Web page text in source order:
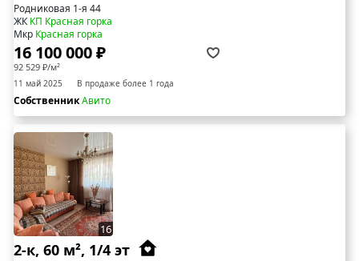
Родниковая 1-я 44
ЖККП Красная горка
Мкр Красная горка
16 100 000 ₽
92 529 ₽/м²
11 май 2025 В продаже более 1 года
СобственникАвито
16
2-к, 60 м², 1/4 эт